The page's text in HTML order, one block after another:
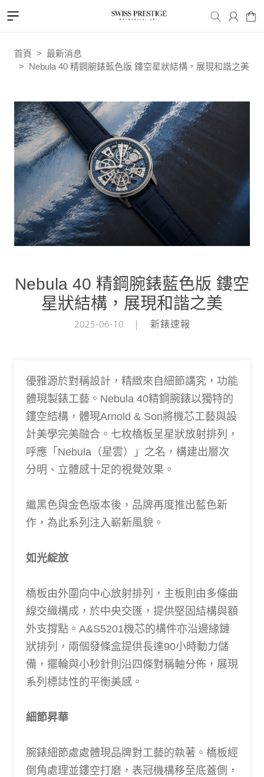
首頁
最新消息
Nebula 40 精鋼腕錶藍色版 鏤空星狀結構，展現和諧之美
Nebula 40 精鋼腕錶藍色版 鏤空
星狀結構，展現和諧之美
2025-06-10 | 新錶速報
優雅源於對稱設計，精緻來自細節講究，功能
體現製錶工藝。Nebula 40精鋼腕錶以獨特的
鏤空結構，體現Arnold & Son將機芯工藝與設
計美學完美融合。七枚橋板呈星狀放射排列，
呼應「Nebula（星雲）」之名，構建出層次
分明、立體感十足的視覺效果。
繼黑色與金色版本後，品牌再度推出藍色新
作，為此系列注入嶄新風貌。
如光綻放
橋板由外圍向中心放射排列，主板則由多條曲
線交織構成，於中央交匯，提供堅固結構與額
外支撐點。A&S5201機芯的構件亦沿邊緣鏈
狀排列，兩個發條盒提供長達90小時動力儲
備，擺輪與小秒針則沿四條對稱軸分佈，展現
系列標誌性的平衡美感。
細節昇華
腕錶細節處處體現品牌對工藝的執著。橋板經
倒角處理並鏤空打磨，表冠機構移至底蓋側，